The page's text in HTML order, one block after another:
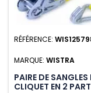
RÉFÉRENCE:
MARQUE: WISTRA
PAIRE DE
CLIQUET EN 2